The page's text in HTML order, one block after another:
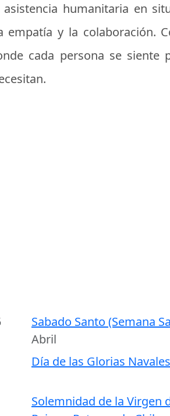
humanitaria en
y la colaboración.
cada persona se siente
Sabado Santo (Semana
Abril
Día de las Glorias Navales
Solemnidad de la Virgen